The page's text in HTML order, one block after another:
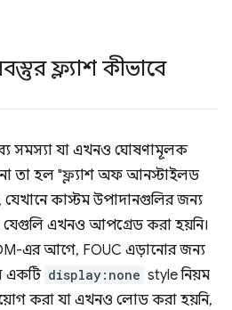
ফ্ল্যাশ কীভাবে
সমস্যা যা এখনও ঘোষণামূলক
তা হল "ফ্ল্যাশ অফ আনস্টাইলড
কাস্টম উপাদানগুলির জন্য
যেগুলি এখনও আপগ্রেড করা হয়নি।
এর আগে, FOUC এড়ানোর জন্য
একটি display:none style নিয়ম
করা যা এখনও লোড করা হয়নি,